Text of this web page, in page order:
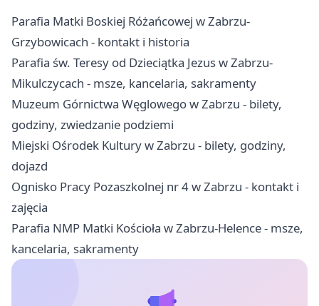
Parafia Matki Boskiej Różańcowej w Zabrzu-
Grzybowicach - kontakt i historia
Parafia św. Teresy od Dzieciątka Jezus w Zabrzu-
Mikulczycach - msze, kancelaria, sakramenty
Muzeum Górnictwa Węglowego w Zabrzu - bilety,
godziny, zwiedzanie podziemi
Miejski Ośrodek Kultury w Zabrzu - bilety, godziny,
dojazd
Ognisko Pracy Pozaszkolnej nr 4 w Zabrzu - kontakt i
zajęcia
Parafia NMP Matki Kościoła w Zabrzu-Helence - msze,
kancelaria, sakramenty